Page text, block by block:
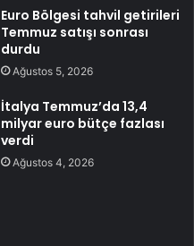
Euro Bölgesi tahvil getirileri
Temmuz satışı sonrası
durdu
Ağustos 5, 2026
İtalya Temmuz’da 13,4
milyar euro bütçe fazlası
verdi
Ağustos 4, 2026